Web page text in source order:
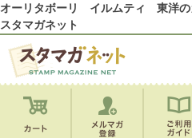
オーリタボーリ イルムティ 東洋
スタマガネット